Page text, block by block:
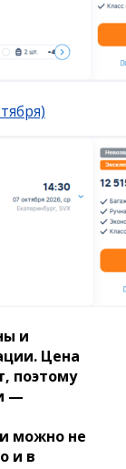
и
Цена
поэтому
—
можно не
и в